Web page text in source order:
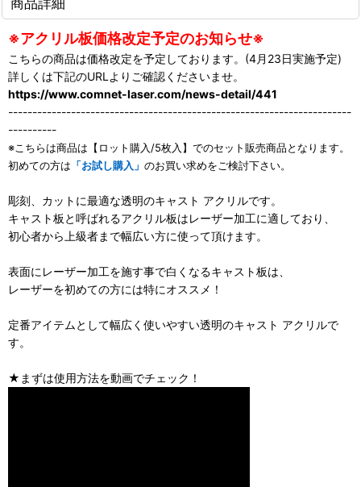
※アクリル板価格改定予定のお知らせ※
こちらの商品は価格改定を予定しております。(4月23日実施予定)
詳しくは下記のURLよりご確認くださいませ。
https://www.comnet-laser.com/news-detail/441
-----------------------------------------------------------------------
----------
※こちらは商品は【ロット購入/5枚入】でのセット販売商品となります。
初めての方は 「お試し購入」 のお買い求めをご検討下さい。
彫刻、カットに最適な透明のキャスト アクリルです。
キャスト板と呼ばれるアクリル板はレーザー加工に適しており、
初心者から上級者まで幅広い方に使って頂けます。
表面にレーザー加工を施す事で白くなるキャスト板は、
レーザーを初めての方には特にオススメ！
定番アイテムとして幅広く使いやすい透明のキャスト アクリルで
す。
★まずは使用方法を動画でチェック！